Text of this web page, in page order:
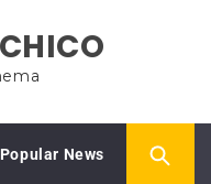
Popular News